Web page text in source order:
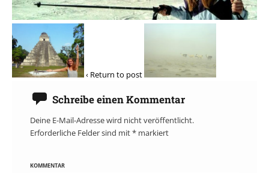
‹ Return to post
Schreibe einen Kommentar
Deine E-Mail-Adresse wird nicht veröffentlicht.
Erforderliche Felder sind mit* markiert
KOMMENTAR